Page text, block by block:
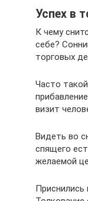
Успех в
К чему
себе?
торговых
Часто
визит
Видеть во
спящего
желаемой
Приснились